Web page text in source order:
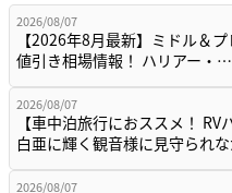
2026/08/07
【2026年8月最新】ミドル＆
値引き相場情報！ ハリアー・…
2026/08/07
【車中泊旅行におススメ！ RV
白亜に輝く観音様に見守られ
2026/08/07